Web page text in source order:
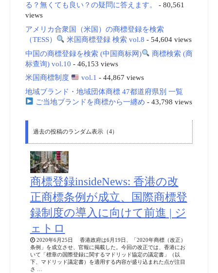
る？無くても良い？の疑問に答えます。
- 80,561
views
アメリカ合衆国（米国）の商標登録を検索
（TESS）
米国商標登録 検索 vol.8 - 54,604 views
中国の商標登録を検索 (中国商标网)
商標検索 (商
标查询) vol.10 - 46,153 views
米国商標制度
vol.1 - 44,867 views
地域ブランド・地域団体商標 47都道府県別 一覧
ご当地ブランドを商標から一纏め - 43,798 views
過去の投稿のランダム表示（4）
商標登録insideNews: 香港の改
正商標条例が成立、国際商標登
録制度の導入に向けて前進 | ジ
ェトロ
2020年6月25日 香港政府は6月19日、「2020年商標（改正）
条例」を成立させ、官報に掲載した。今回の改正では、香港にお
いて「標章の国際登録に関するマドリッド協定の議定書」（以
下、マドリッド議定書）を適用する内容が盛り込まれた点が注目
さ …